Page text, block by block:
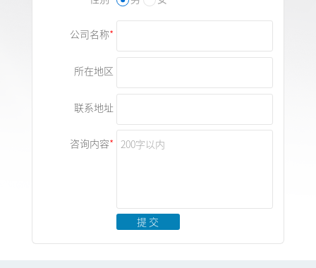
公司名称
所在地区
联系地址
咨询内容
提 交